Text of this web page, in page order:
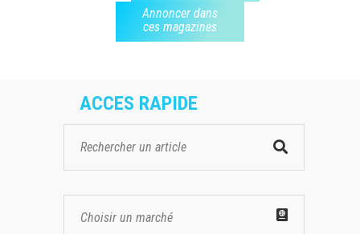
Annoncer dans
ces magazines
ACCES RAPIDE
Choisir un marché